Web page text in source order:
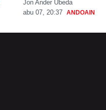
Jon Ander Ubeda
abu 07, 20:37 ANDOAIN